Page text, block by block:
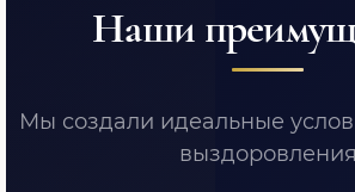
Наши
Мы создали идеальные
выздоровления